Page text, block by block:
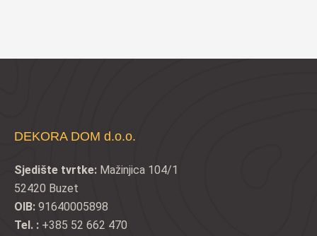
DEKORA DOM d.o.o.
Sjedište tvrtke: Mažinjica 104/1
52420 Buzet
OIB: 91640005898
Tel. : +385 52 662 470